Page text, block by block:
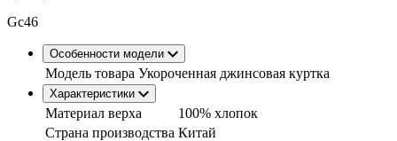
Gc46
Особенности модели
Модель товара Укороченная джинсовая куртка
Характеристики
Материал верха
100% хлопок
Страна производства Китай